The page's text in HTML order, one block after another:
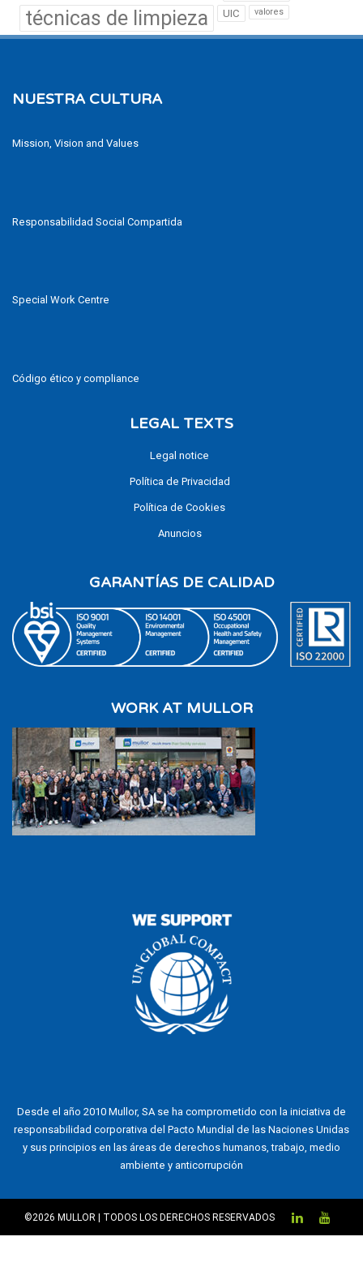
técnicas de limpieza UIC valores
NUESTRA CULTURA
Mission, Vision and Values
Responsabilidad Social Compartida
Special Work Centre
Código ético y compliance
LEGAL TEXTS
Legal notice
Política de Privacidad
Política de Cookies
Anuncios
GARANTÍAS DE CALIDAD
WORK AT MULLOR
Desde el año 2010 Mullor, SA se ha comprometido con la iniciativa de
responsabilidad corporativa del Pacto Mundial de las Naciones Unidas
y sus principios en las áreas de derechos humanos, trabajo, medio
ambiente y anticorrupción
©2026 MULLOR | TODOS LOS DERECHOS RESERVADOS